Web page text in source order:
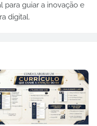
para guiar a inovação e
digital.